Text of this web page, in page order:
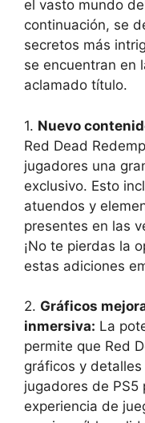
el vasto mundo
continuación, se
secretos más
se encuentran en
aclamado título.
1. Nuevo
Red Dead
jugadores una
exclusivo. Esto
atuendos y
presentes en las
¡No te pierdas la
estas adiciones
2. Gráficos
inmersiva: La
permite que Red
gráficos y
jugadores de
experiencia de